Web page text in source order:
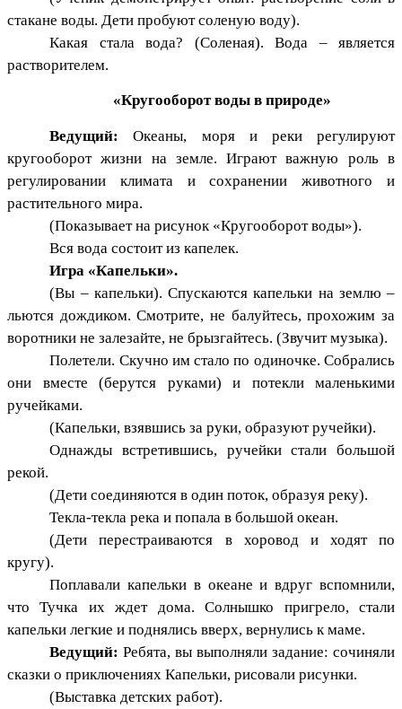
стакане воды. Дети пробуют соленую воду).
Какая стала вода? (Соленая). Вода – является
растворителем.
«Кругооборот воды в природе»
Ведущий: Океаны, моря и реки регулируют
кругооборот жизни на земле. Играют важную роль в
регулировании климата и сохранении животного и
растительного мира.
(Показывает на рисунок «Кругооборот воды»).
Вся вода состоит из капелек.
Игра «Капельки».
(Вы – капельки). Спускаются капельки на землю –
льются дождиком. Смотрите, не балуйтесь, прохожим за
воротники не залезайте, не брызгайтесь. (Звучит музыка).
Полетели. Скучно им стало по одиночке. Собрались
они вместе (берутся руками) и потекли маленькими
ручейками.
(Капельки, взявшись за руки, образуют ручейки).
Однажды встретившись, ручейки стали большой
рекой.
(Дети соединяются в один поток, образуя реку).
Текла-текла река и попала в большой океан.
(Дети перестраиваются в хоровод и ходят по
кругу).
Поплавали капельки в океане и вдруг вспомнили,
что Тучка их ждет дома. Солнышко пригрело, стали
капельки легкие и поднялись вверх, вернулись к маме.
Ведущий: Ребята, вы выполняли задание: сочиняли
сказки о приключениях Капельки, рисовали рисунки.
(Выставка детских работ).